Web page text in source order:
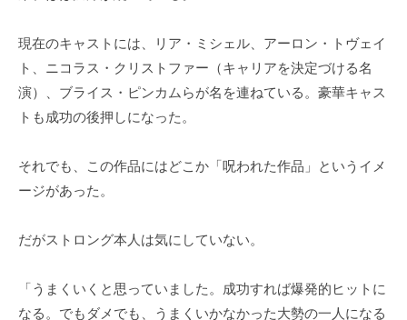
現在のキャストには、リア・ミシェル、アーロン・トヴェイ
ト、ニコラス・クリストファー（キャリアを決定づける名
演）、ブライス・ピンカムらが名を連ねている。豪華キャス
トも成功の後押しになった。
それでも、この作品にはどこか「呪われた作品」というイメ
ージがあった。
だがストロング本人は気にしていない。
「うまくいくと思っていました。成功すれば爆発的ヒットに
なる。でもダメでも、うまくいかなかった大勢の一人になる